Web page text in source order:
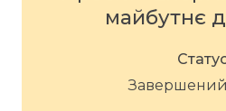
майбутнє